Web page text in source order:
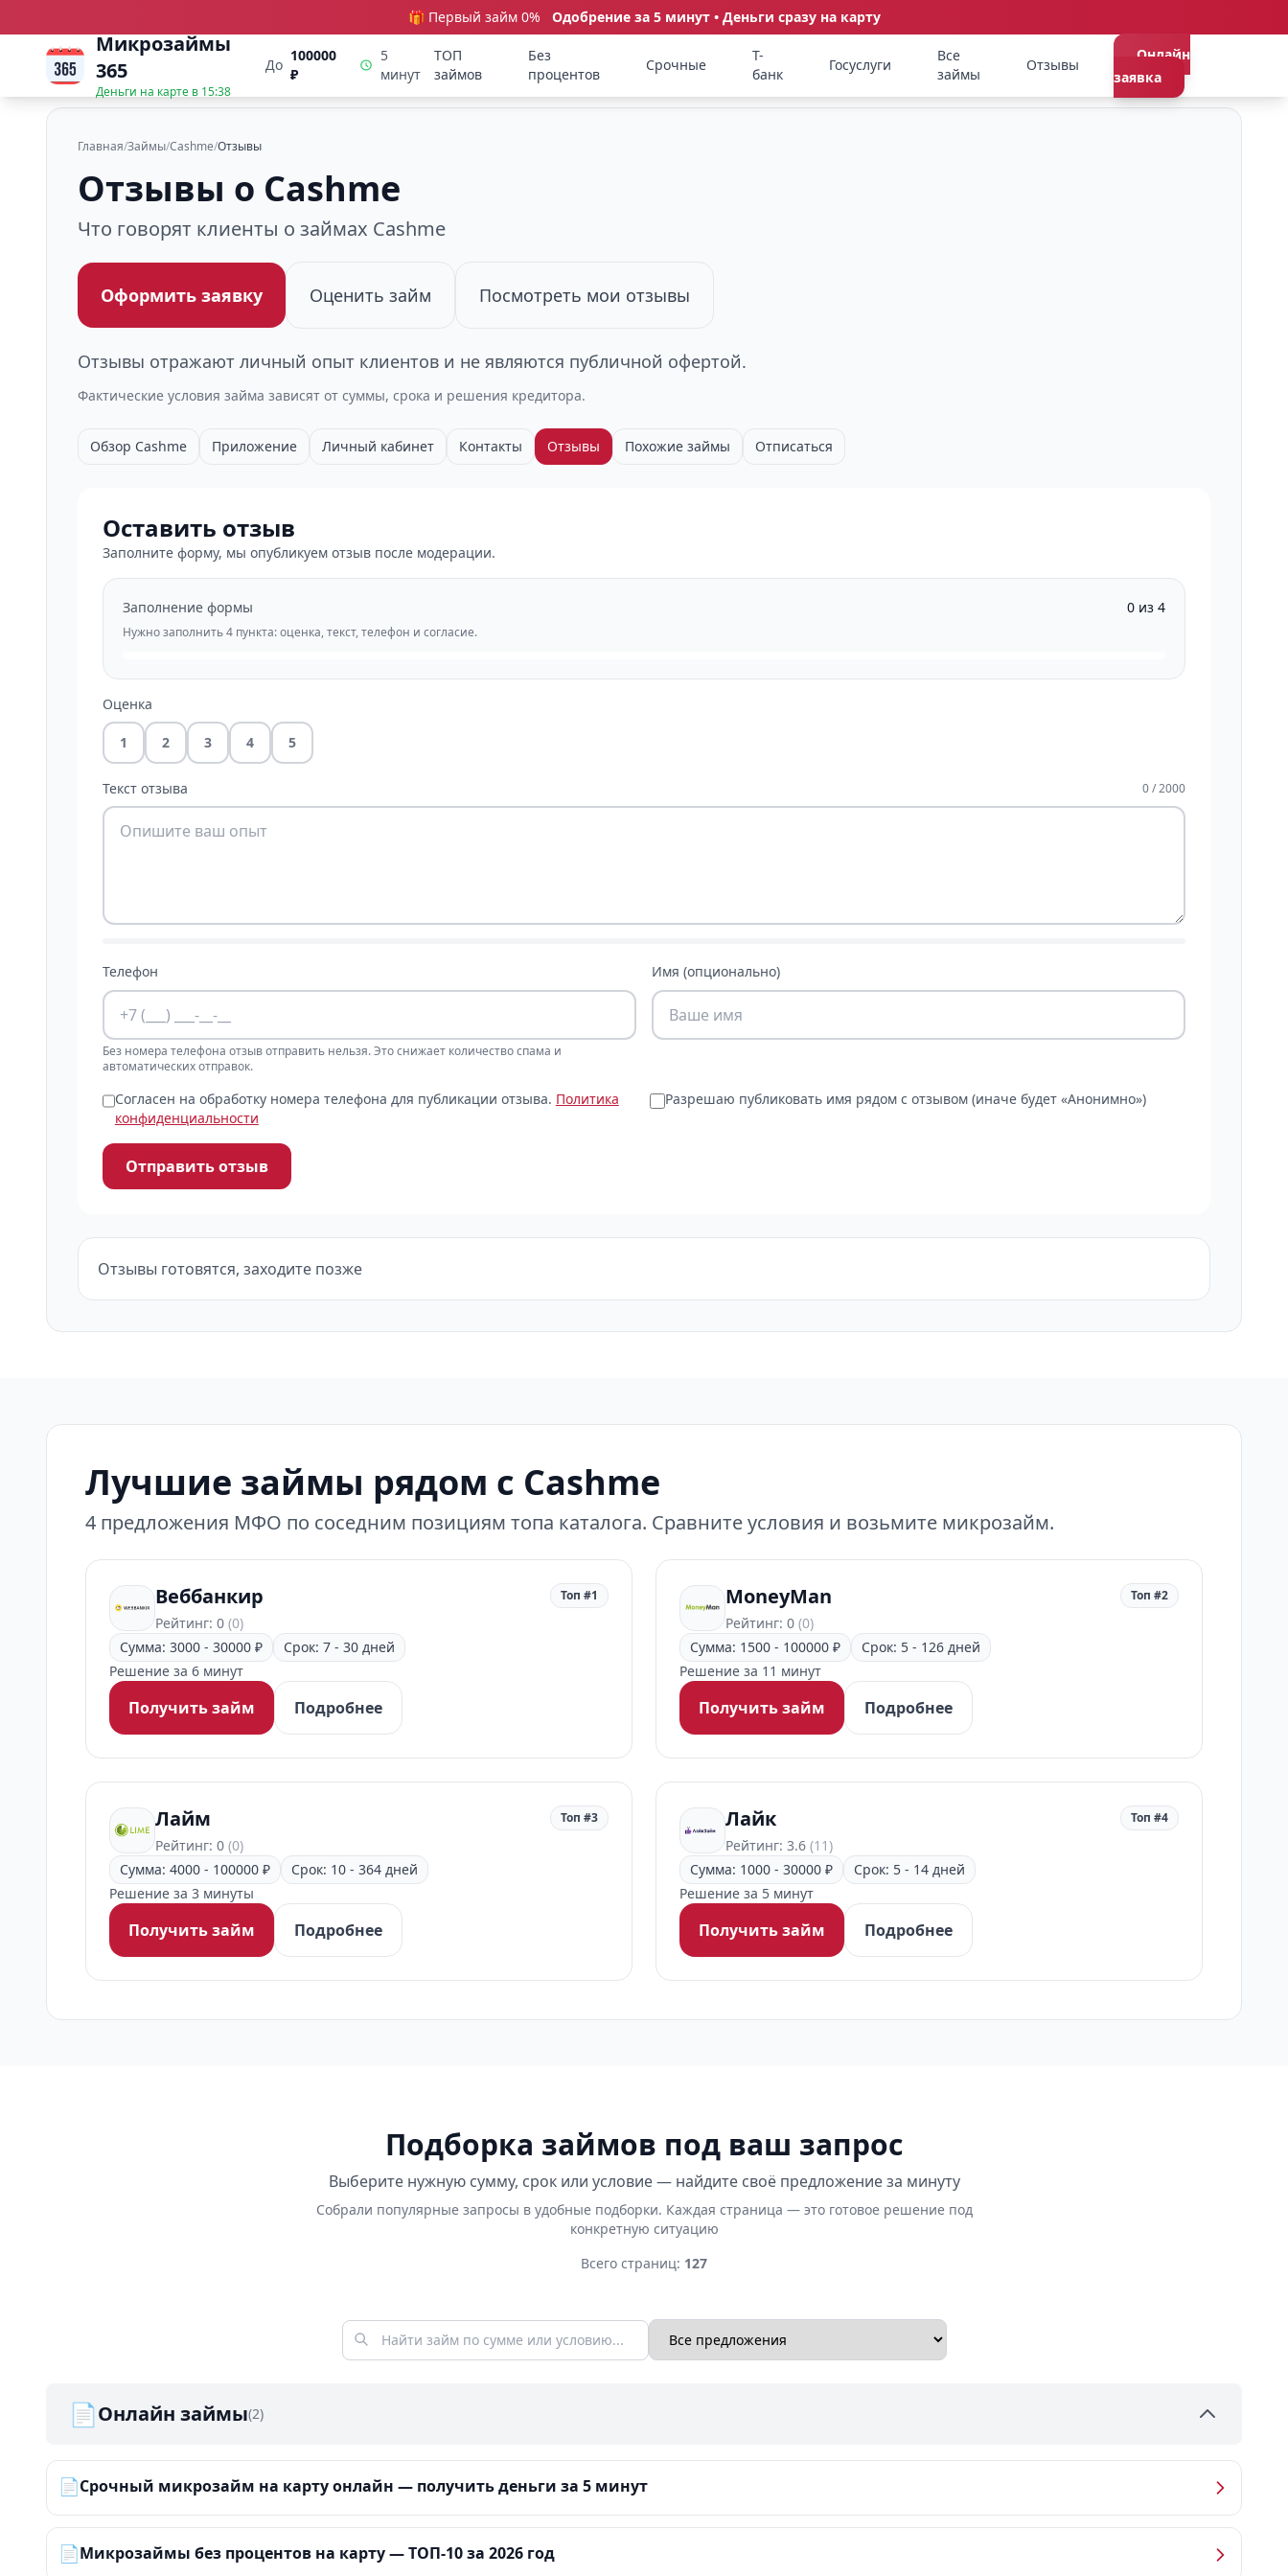
🎁 Первый займ 0% Одобрение за 5 минут • Деньги сразу на карту
Микрозаймы
365
Деньги на карте в 15:38
До
100000
₽
5
минут
ТОП
займов
Без
процентов
Срочные
Т-
банк
Госуслуги
Все
займы
Отзывы
Онлайн
заявка
Главная/Займы/Cashme/Отзывы
Отзывы о Cashme
Что говорят клиенты о займах Cashme
Оформить заявку Оценить займ Посмотреть мои отзывы
Отзывы отражают личный опыт клиентов и не являются публичной офертой.
Фактические условия займа зависят от суммы, срока и решения кредитора.
Обзор Cashme Приложение Личный кабинет Контакты Отзывы Похожие займы Отписаться
Оставить отзыв
Заполните форму, мы опубликуем отзыв после модерации.
Заполнение формы 0 из 4
Нужно заполнить 4 пункта: оценка, текст, телефон и согласие.
Оценка
1 2 3 4 5
Текст отзыва 0 / 2000
Телефон
Без номера телефона отзыв отправить нельзя. Это снижает количество спама и
автоматических отправок.
Имя (опционально)
Согласен на обработку номера телефона для публикации отзыва. Политика
конфиденциальности
Разрешаю публиковать имя рядом с отзывом (иначе будет «Анонимно»)
Отправить отзыв
Отзывы готовятся, заходите позже
Лучшие займы рядом с Cashme
4 предложения МФО по соседним позициям топа каталога. Сравните условия и возьмите микрозайм.
Веббанкир
Рейтинг: 0 (0)
Топ #1
Сумма: 3000 - 30000 ₽
Срок: 7 - 30 дней
Решение за 6 минут
Получить займ Подробнее
MoneyMan
Рейтинг: 0 (0)
Топ #2
Сумма: 1500 - 100000 ₽
Срок: 5 - 126 дней
Решение за 11 минут
Получить займ Подробнее
Лайм
Рейтинг: 0 (0)
Топ #3
Сумма: 4000 - 100000 ₽
Срок: 10 - 364 дней
Решение за 3 минуты
Получить займ Подробнее
Лайк
Рейтинг: 3.6 (11)
Топ #4
Сумма: 1000 - 30000 ₽
Срок: 5 - 14 дней
Решение за 5 минут
Получить займ Подробнее
Подборка займов под ваш запрос
Выберите нужную сумму, срок или условие — найдите своё предложение за минуту
Собрали популярные запросы в удобные подборки. Каждая страница — это готовое решение под
конкретную ситуацию
Всего страниц: 127
📄Онлайн займы(2)
📄Срочный микрозайм на карту онлайн — получить деньги за 5 минут
📄Микрозаймы без процентов на карту — ТОП-10 за 2026 год